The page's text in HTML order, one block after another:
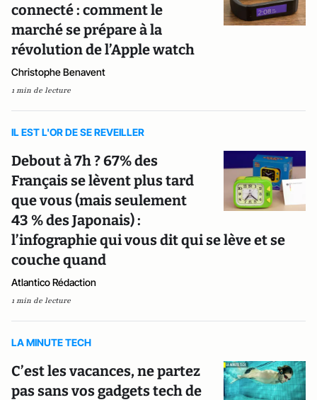
connecté : comment le
marché se prépare à la
révolution de l’Apple watch
Christophe Benavent
1 min de lecture
IL EST L'OR DE SE REVEILLER
Debout à 7h ? 67% des
Français se lèvent plus tard
que vous (mais seulement
43 % des Japonais) :
l’infographie qui vous dit qui se lève et se
couche quand
Atlantico Rédaction
1 min de lecture
LA MINUTE TECH
C’est les vacances, ne partez
pas sans vos gadgets tech de